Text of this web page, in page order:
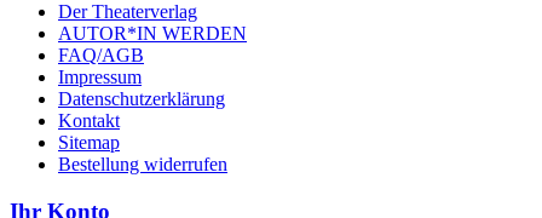
Der Theaterverlag
AUTOR*IN WERDEN
FAQ/AGB
Impressum
Datenschutzerklärung
Kontakt
Sitemap
Bestellung widerrufen
Ihr Konto